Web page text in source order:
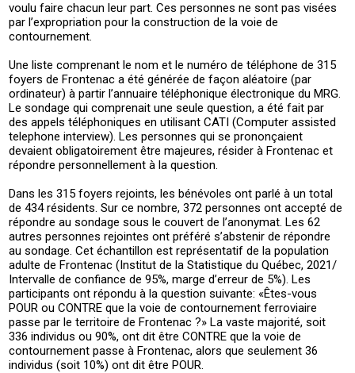
voulu faire chacun leur part. Ces personnes ne sont pas visées
par l’expropriation pour la construction de la voie de
contournement.
Une liste comprenant le nom et le numéro de téléphone de 315
foyers de Frontenac a été générée de façon aléatoire (par
ordinateur) à partir l’annuaire téléphonique électronique du MRG.
Le sondage qui comprenait une seule question, a été fait par
des appels téléphoniques en utilisant CATI (Computer assisted
telephone interview). Les personnes qui se prononçaient
devaient obligatoirement être majeures, résider à Frontenac et
répondre personnellement à la question.
Dans les 315 foyers rejoints, les bénévoles ont parlé à un total
de 434 résidents. Sur ce nombre, 372 personnes ont accepté de
répondre au sondage sous le couvert de l’anonymat. Les 62
autres personnes rejointes ont préféré s’abstenir de répondre
au sondage. Cet échantillon est représentatif de la population
adulte de Frontenac (Institut de la Statistique du Québec, 2021/
Intervalle de confiance de 95%, marge d’erreur de 5%). Les
participants ont répondu à la question suivante: «Êtes-vous
POUR ou CONTRE que la voie de contournement ferroviaire
passe par le territoire de Frontenac ?» La vaste majorité, soit
336 individus ou 90%, ont dit être CONTRE que la voie de
contournement passe à Frontenac, alors que seulement 36
individus (soit 10%) ont dit être POUR.